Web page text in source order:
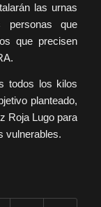
las urnas
personas que
que precisen
todos los kilos
planteado,
Roja Lugo para
vulnerables.